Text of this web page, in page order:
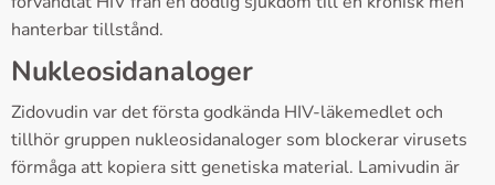
hanterbar tillstånd.
Nukleosidanaloger
Zidovudin var det första godkända HIV-läkemedlet och
tillhör gruppen nukleosidanaloger som blockerar virusets
förmåga att kopiera sitt genetiska material. Lamivudin är